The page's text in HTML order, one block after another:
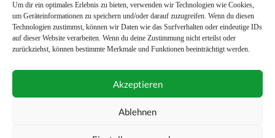
Um dir ein optimales Erlebnis zu bieten, verwenden wir Technologien wie Cookies,
um Geräteinformationen zu speichern und/oder darauf zuzugreifen. Wenn du diesen
Technologien zustimmst, können wir Daten wie das Surfverhalten oder eindeutige IDs
auf dieser Website verarbeiten. Wenn du deine Zustimmung nicht erteilst oder
zurückziehst, können bestimmte Merkmale und Funktionen beeinträchtigt werden.
Akzeptieren
Ablehnen
© 2026 Blick ins Land
Unterstützt durch
0043 (0)1 581 28 90 0